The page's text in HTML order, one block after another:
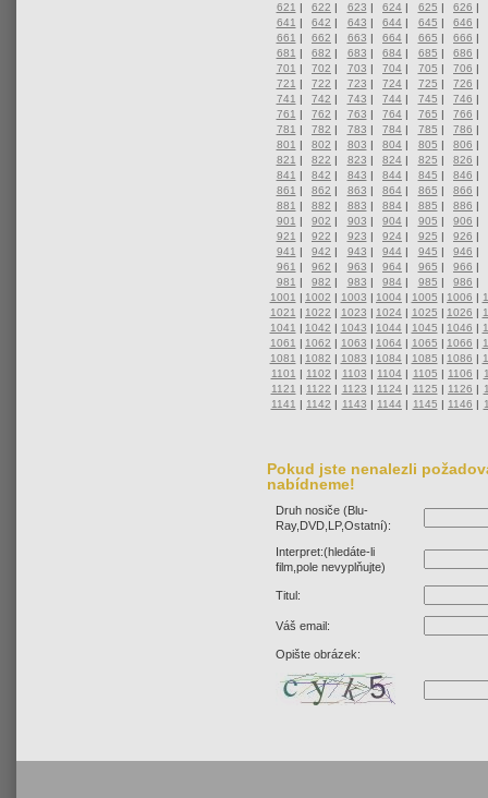
621 | 622 | 623 | 624 | 625 | 626 |
641 | 642 | 643 | 644 | 645 | 646 |
661 | 662 | 663 | 664 | 665 | 666 |
681 | 682 | 683 | 684 | 685 | 686 |
701 | 702 | 703 | 704 | 705 | 706 |
721 | 722 | 723 | 724 | 725 | 726 |
741 | 742 | 743 | 744 | 745 | 746 |
761 | 762 | 763 | 764 | 765 | 766 |
781 | 782 | 783 | 784 | 785 | 786 |
801 | 802 | 803 | 804 | 805 | 806 |
821 | 822 | 823 | 824 | 825 | 826 |
841 | 842 | 843 | 844 | 845 | 846 |
861 | 862 | 863 | 864 | 865 | 866 |
881 | 882 | 883 | 884 | 885 | 886 |
901 | 902 | 903 | 904 | 905 | 906 |
921 | 922 | 923 | 924 | 925 | 926 |
941 | 942 | 943 | 944 | 945 | 946 |
961 | 962 | 963 | 964 | 965 | 966 |
981 | 982 | 983 | 984 | 985 | 986 |
1001 | 1002 | 1003 | 1004 | 1005 | 1006 |
1021 | 1022 | 1023 | 1024 | 1025 | 1026 |
1041 | 1042 | 1043 | 1044 | 1045 | 1046 |
1061 | 1062 | 1063 | 1064 | 1065 | 1066 |
1081 | 1082 | 1083 | 1084 | 1085 | 1086 |
1101 | 1102 | 1103 | 1104 | 1105 | 1106 |
1121 | 1122 | 1123 | 1124 | 1125 | 1126 |
1141 | 1142 | 1143 | 1144 | 1145 | 1146 |
Pokud jste nenalezli
nabídneme!
Druh nosiče (Blu-
Ray,DVD,LP,Ostatní):
Interpret:(hledáte-li
film,pole nevyplňujte)
Titul:
Váš email:
Opište obrázek: